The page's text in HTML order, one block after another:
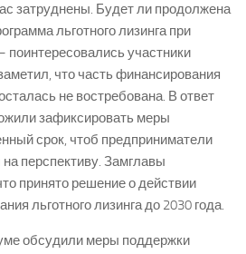
затруднены. Будет ли продолжена
льготного лизинга при
поинтересовались участники
что часть финансирования
не востребована. В ответ
зафиксировать меры
срок, чтоб предприниматели
перспективу. Замглавы
принято решение о действии
льготного лизинга до 2030 года.
обсудили меры поддержки